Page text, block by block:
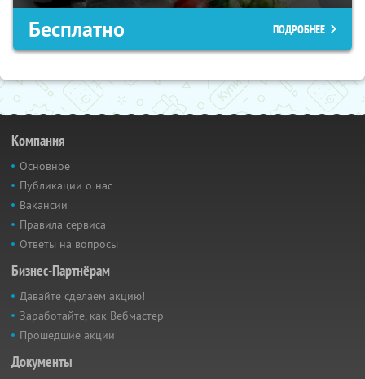
Бесплатно ПОДРОБНЕЕ
Компания
Основное
Публикации о нас
Вакансии
Правила сервиса
Ответы на вопросы
Бизнес-Партнёрам
Давайте сделаем акцию!
Заработайте, как Вебмастер
Прошедшие акции
Документы